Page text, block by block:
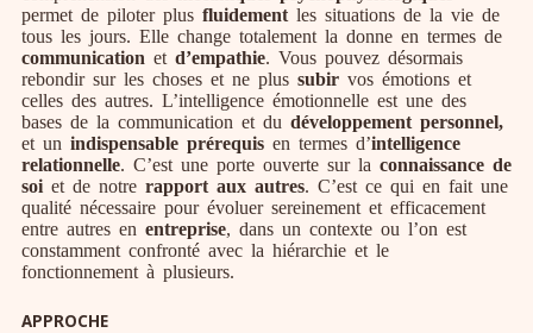
permet de piloter plus fluidement les situations de la vie de
tous les jours. Elle change totalement la donne en termes de
communication et d’empathie. Vous pouvez désormais
rebondir sur les choses et ne plus subir vos émotions et
celles des autres. L’intelligence émotionnelle est une des
bases de la communication et du développement personnel,
et un indispensable prérequis en termes d’intelligence
relationnelle. C’est une porte ouverte sur la connaissance de
soi et de notre rapport aux autres. C’est ce qui en fait une
qualité nécessaire pour évoluer sereinement et efficacement
entre autres en entreprise, dans un contexte ou l’on est
constamment confronté avec la hiérarchie et le
fonctionnement à plusieurs.
APPROCHE